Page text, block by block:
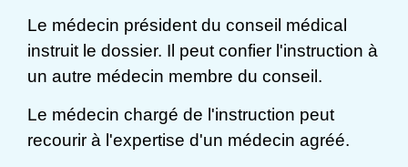
Le médecin président du conseil médical
instruit le dossier. Il peut confier l'instruction à
un autre médecin membre du conseil.
Le médecin chargé de l'instruction peut
recourir à l'expertise d'un médecin agréé.